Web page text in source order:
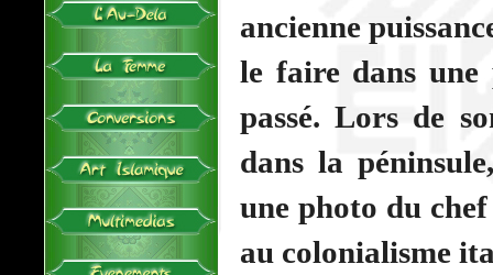
ancienne
le faire dans une
passé. Lors de
dans la
une photo du
au colonialisme